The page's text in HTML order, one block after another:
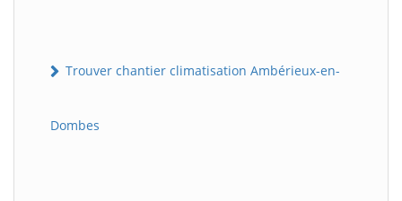
Trouver chantier climatisation Ambérieux-en-
Dombes